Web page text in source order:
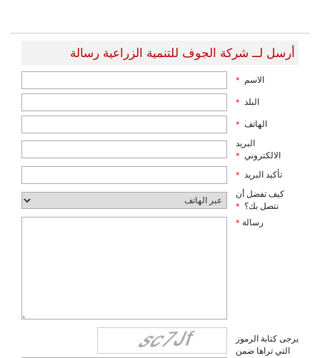
أرسل لــ شركة الجوف للتنمية الزراعية رسالة
الاسم *
البلد *
الهاتف *
البريد
الالكتروني *
تأكيد البريد *
كيف تفضل أن
نتصل بك؟ *
رسالة *
يرجى كتابة الرموز
التي تراها ضمن